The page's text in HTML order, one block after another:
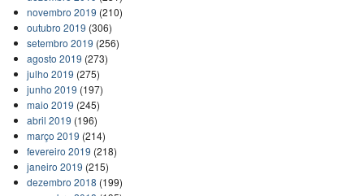
novembro 2019 (210)
outubro 2019 (306)
setembro 2019 (256)
agosto 2019 (273)
julho 2019 (275)
junho 2019 (197)
maio 2019 (245)
abril 2019 (196)
março 2019 (214)
fevereiro 2019 (218)
janeiro 2019 (215)
dezembro 2018 (199)